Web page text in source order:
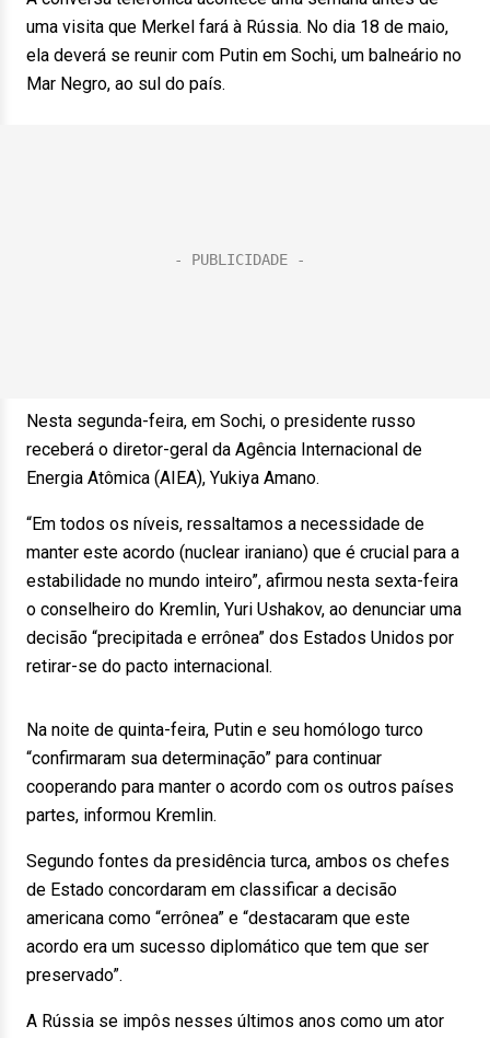
uma visita que Merkel fará à Rússia. No dia 18 de maio,
ela deverá se reunir com Putin em Sochi, um balneário no
Mar Negro, ao sul do país.
Nesta segunda-feira, em Sochi, o presidente russo
receberá o diretor-geral da Agência Internacional de
Energia Atômica (AIEA), Yukiya Amano.
“Em todos os níveis, ressaltamos a necessidade de
manter este acordo (nuclear iraniano) que é crucial para a
estabilidade no mundo inteiro”, afirmou nesta sexta-feira
o conselheiro do Kremlin, Yuri Ushakov, ao denunciar uma
decisão “precipitada e errônea” dos Estados Unidos por
retirar-se do pacto internacional.
Na noite de quinta-feira, Putin e seu homólogo turco
“confirmaram sua determinação” para continuar
cooperando para manter o acordo com os outros países
partes, informou Kremlin.
Segundo fontes da presidência turca, ambos os chefes
de Estado concordaram em classificar a decisão
americana como “errônea” e “destacaram que este
acordo era um sucesso diplomático que tem que ser
preservado”.
A Rússia se impôs nesses últimos anos como um ator